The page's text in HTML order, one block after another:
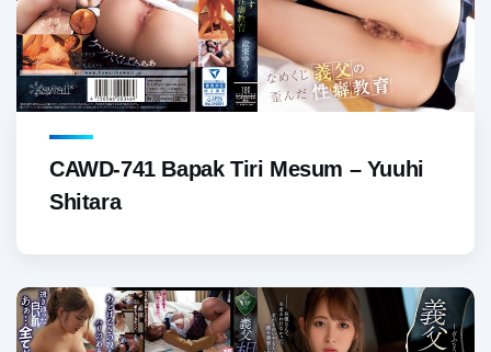
CAWD-741 Bapak Tiri Mesum – Yuuhi
Shitara